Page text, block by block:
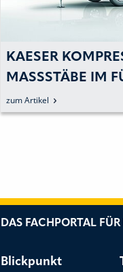
KAESER
MESSE-
100-JÄHRIGEN
zum Artikel
DAS FACHPORTAL
Blickpunkt